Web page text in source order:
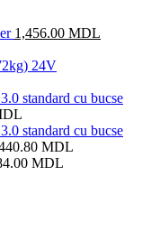
1,456.00 MDL
24V
standard cu bucse
standard cu bucse
MDL
MDL